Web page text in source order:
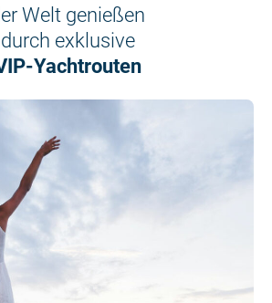
Welt genießen
durch exklusive
Yachtrouten